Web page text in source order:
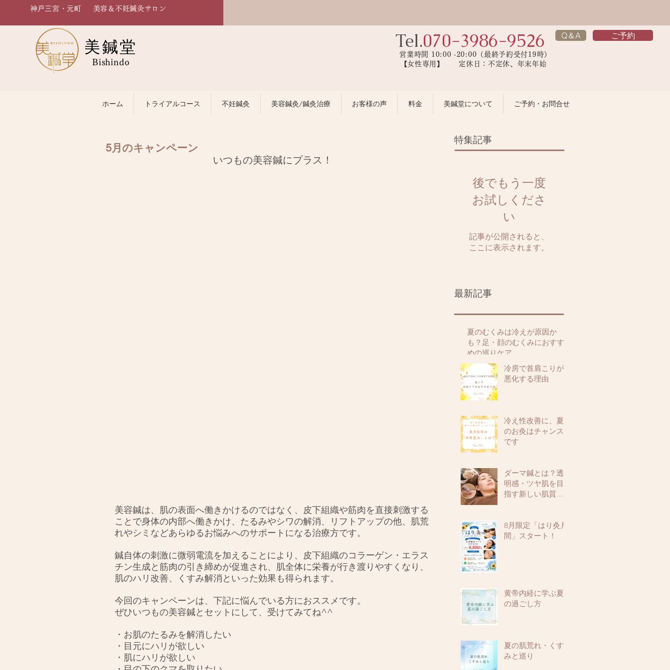
神戸三宮・元町 美容＆不妊鍼灸サロン
美鍼堂
Bishindo
Tel.070-3986-9526
営業時間 10:00 -20:00（最終予約受付19時）
【女性専用】 定休日：不定休、年末年始
Q＆A ご予約
ホーム トライアルコース 不妊鍼灸 美容鍼灸/鍼灸治療 お客様の声 料金 美鍼堂について ご予約・お問合せ
5月のキャンペーン
いつもの美容鍼にプラス！
美容鍼は、肌の表面へ働きかけるのではなく、皮下組織や筋肉を直接刺激する
ことで身体の内部へ働きかけ、たるみやシワの解消、リフトアップの他、肌荒
れやシミなどあらゆるお悩みへのサポートになる治療方です。
鍼自体の刺激に微弱電流を加えることにより、皮下組織のコラーゲン・エラス
チン生成と筋肉の引き締めが促進され、肌全体に栄養が行き渡りやすくなり、
肌のハリ改善、くすみ解消といった効果も得られます。
今回のキャンペーンは、下記に悩んでいる方におススメです。
ぜひいつもの美容鍼とセットにして、受けてみてね^^
・お肌のたるみを解消したい
・目元にハリが欲しい
・肌にハリが欲しい
特集記事
後でもう一度
お試しくださ
い
記事が公開されると、
ここに表示されます。
最新記事
夏のむくみは冷えが原因か
も？足・顔のむくみにおすす
めの巡りケア
冷房で首肩こりが
悪化する理由
冷え性改善に、夏
のお灸はチャンス
です
ダーマ鍼とは？透
明感・ツヤ肌を目
指す新しい肌質改
8月限定「はり灸月
間」スタート！
黄帝内経に学ぶ夏
の過ごし方
夏の肌荒れ・くす
みと巡り